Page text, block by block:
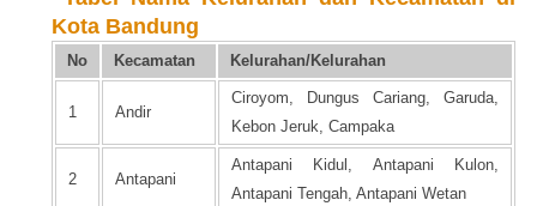
Kota Bandung
No Kecamatan Kelurahan/Kelurahan
1 Andir
Ciroyom, Dungus Cariang, Garuda,
Kebon Jeruk, Campaka
2 Antapani
Antapani Kidul, Antapani Kulon,
Antapani Tengah, Antapani Wetan